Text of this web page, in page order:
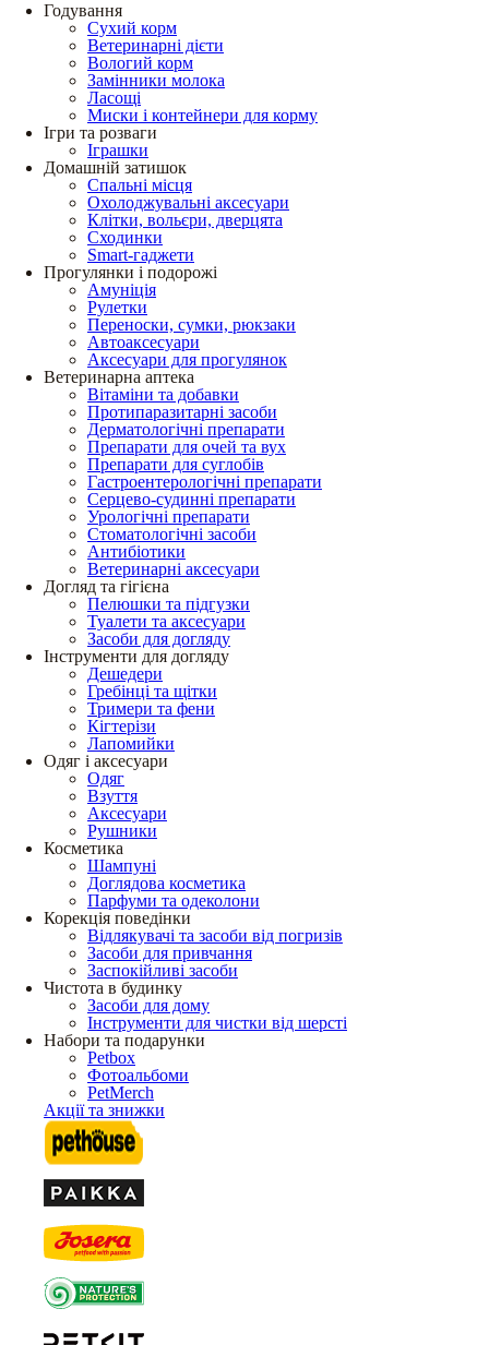
Годування
Сухий корм
Ветеринарні дієти
Вологий корм
Замінники молока
Ласощі
Миски і контейнери для корму
Ігри та розваги
Іграшки
Домашній затишок
Спальні місця
Охолоджувальні аксесуари
Клітки, вольєри, дверцята
Сходинки
Smart-гаджети
Прогулянки і подорожі
Амуніція
Рулетки
Переноски, сумки, рюкзаки
Автоаксесуари
Аксесуари для прогулянок
Ветеринарна аптека
Вітаміни та добавки
Протипаразитарні засоби
Дерматологічні препарати
Препарати для очей та вух
Препарати для суглобів
Гастроентерологічні препарати
Серцево-судинні препарати
Урологічні препарати
Стоматологічні засоби
Антибіотики
Ветеринарні аксесуари
Догляд та гігієна
Пелюшки та підгузки
Туалети та аксесуари
Засоби для догляду
Інструменти для догляду
Дешедери
Гребінці та щітки
Тримери та фени
Кігтерізи
Лапомийки
Одяг і аксесуари
Одяг
Взуття
Аксесуари
Рушники
Косметика
Шампуні
Доглядова косметика
Парфуми та одеколони
Корекція поведінки
Відлякувачі та засоби від погризів
Засоби для привчання
Заспокійливі засоби
Чистота в будинку
Засоби для дому
Інструменти для чистки від шерсті
Набори та подарунки
Petbox
Фотоальбоми
PetMerch
Акції та знижки